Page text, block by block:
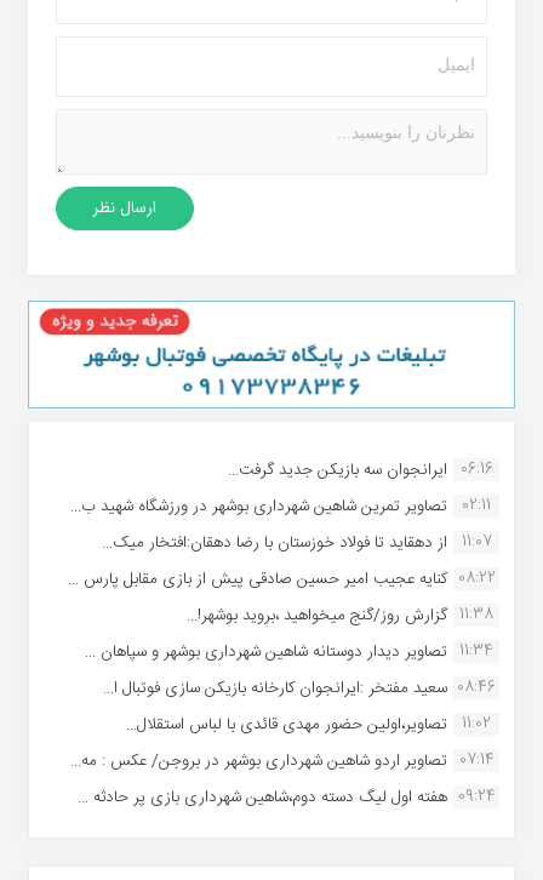
06:16 ایرانجوان سه بازیکن جدید گرفت...
02:11
تصاویر تمرین شاهین شهردارى بوشهر در ورزشگاه شهید ب...
11:07
از دهقاید تا فولاد خوزستان با رضا دهقان:افتخار میک...
08:22 کنایه عجیب امیر حسین صادقی پیش از بازی مقابل پارس ...
11:38 گزارش روز/گنج میخواهید ،بروید بوشهر!...
11:34 تصاویر دیدار دوستانه شاهین شهردارى بوشهر و سپاهان ...
08:46 سعید مفتخر :ایرانجوان کارخانه بازیکن سازی فوتبال ا...
11:02
تصاویر،اولین حضور مهدی قائدی با لباس استقلال...
07:14 تصاویر اردو شاهین شهرداری بوشهر در بروجن/ عکس : مه...
09:24 هفته اول لیگ دسته دوم،شاهین شهرداری بازی پر حادثه ...